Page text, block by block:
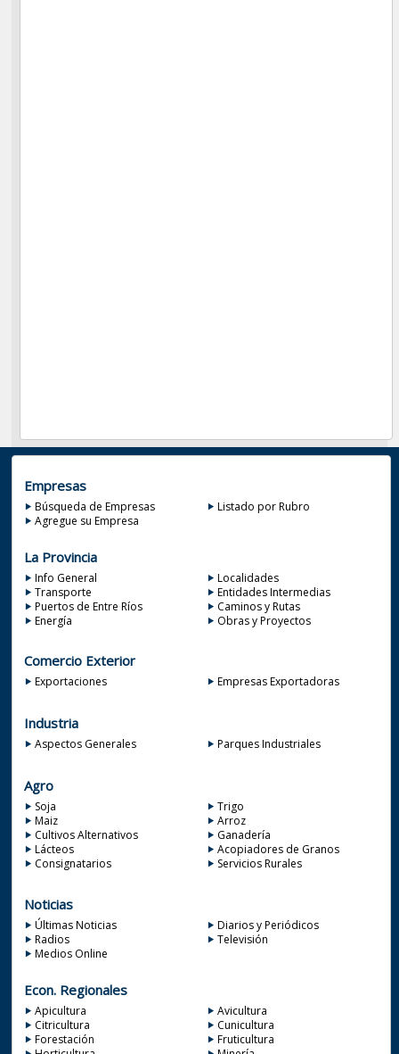
Empresas
Búsqueda de Empresas
Listado por Rubro
Agregue su Empresa
La Provincia
Info General
Localidades
Transporte
Entidades Intermedias
Puertos de Entre Ríos
Caminos y Rutas
Energía
Obras y Proyectos
Comercio Exterior
Exportaciones Empresas Exportadoras
Industria
Aspectos Generales Parques Industriales
Agro
Soja
Trigo
Maiz
Arroz
Cultivos Alternativos
Ganadería
Lácteos
Acopiadores de Granos
Consignatarios
Servicios Rurales
Noticias
Últimas Noticias
Diarios y Periódicos
Radios
Televisión
Medios Online
Econ. Regionales
Apicultura
Avicultura
Citricultura
Cunicultura
Forestación
Fruticultura